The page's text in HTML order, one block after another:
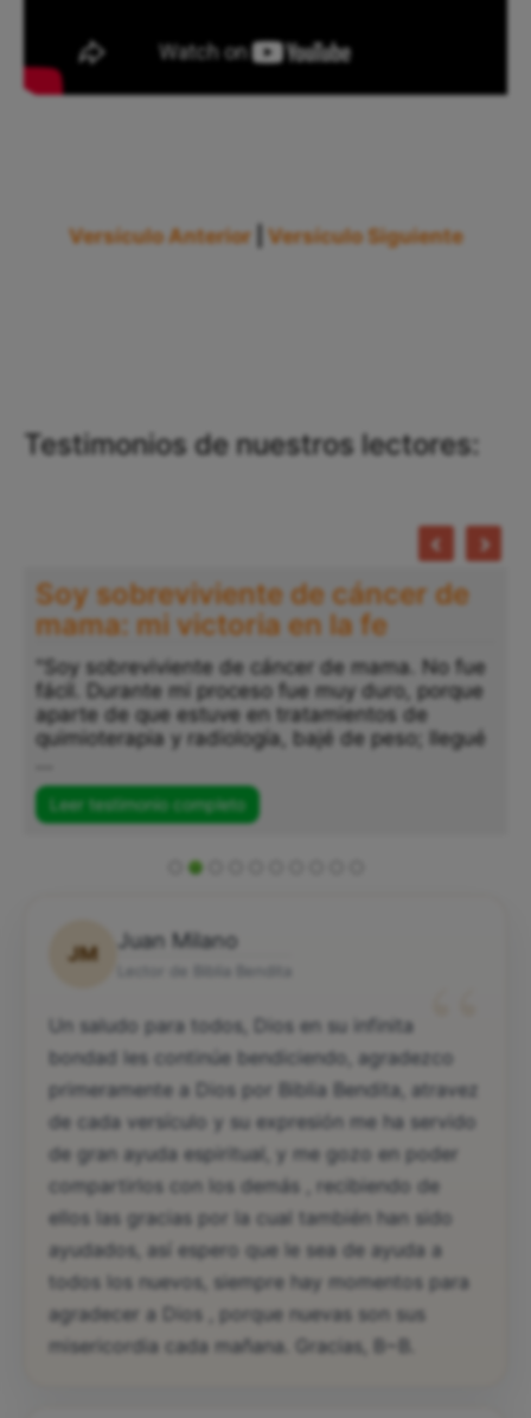
Versículo Anterior Versículo Siguiente
Testimonios de nuestros lectores:
Soy sobreviviente de cáncer de
mama: mi victoria en la fe
"Soy sobreviviente de cáncer de mama. No fue
fácil. Durante mi proceso fue muy duro, porque
aparte de que estuve en tratamientos de
quimioterapia y radiología, bajé de peso; llegué
Leer testimonio completo
JM
Juan Milano
“
Un saludo para todos, Dios en su infinita
bondad les continúe bendiciendo, agradezco
primeramente a Dios por Biblia Bendita, atravez
de cada versículo y su expresión me ha servido
de gran ayuda espiritual, y me gozo en poder
compartirlos con los demás , recibiendo de
ellos las gracias por la cual también han sido
ayudados, así espero que le sea de ayuda a
todos los nuevos, siempre hay momentos para
agradecer a Dios , porque nuevas son sus
misericordia cada mañana. Gracias, B~B.